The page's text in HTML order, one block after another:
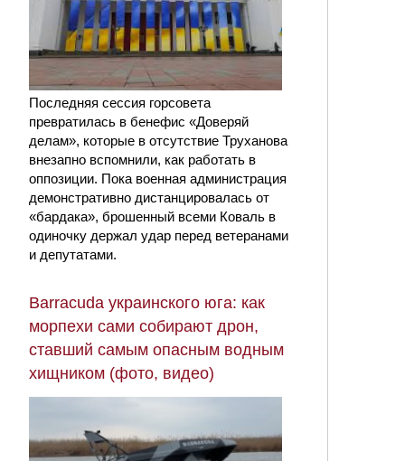
Последняя сессия горсовета
превратилась в бенефис «Доверяй
делам», которые в отсутствие Труханова
внезапно вспомнили, как работать в
оппозиции. Пока военная администрация
демонстративно дистанцировалась от
«бардака», брошенный всеми Коваль в
одиночку держал удар перед ветеранами
и депутатами.
Barracuda украинского юга: как
морпехи сами собирают дрон,
ставший самым опасным водным
хищником (фото, видео)